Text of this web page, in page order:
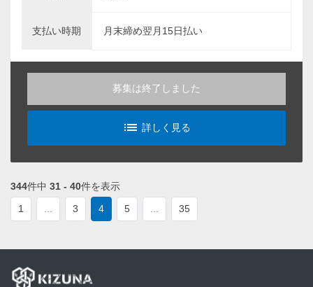
支払い時期 月末締め翌月15日払い
募集は終了しました
list_alt
詳しく見る
344件中 31 - 40件を表示
1
3 4 5 35